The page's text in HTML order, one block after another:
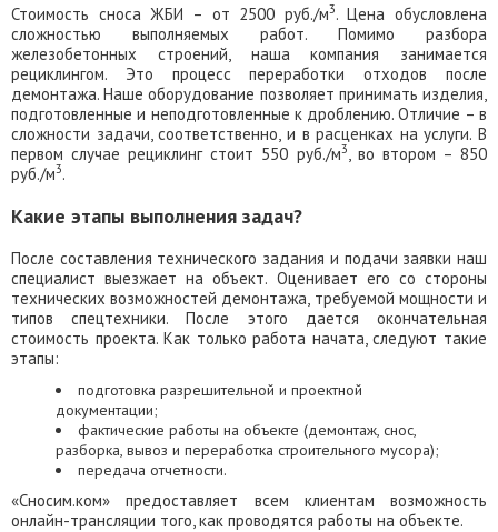
Стоимость сноса ЖБИ – от 2500 руб./м3. Цена обусловлена
сложностью выполняемых работ. Помимо разбора
железобетонных строений, наша компания занимается
рециклингом. Это процесс переработки отходов после
демонтажа. Наше оборудование позволяет принимать изделия,
подготовленные и неподготовленные к дроблению. Отличие – в
сложности задачи, соответственно, и в расценках на услуги. В
первом случае рециклинг стоит 550 руб./м3, во втором – 850
руб./м3.
Какие этапы выполнения задач?
После составления технического задания и подачи заявки наш
специалист выезжает на объект. Оценивает его со стороны
технических возможностей демонтажа, требуемой мощности и
типов спецтехники. После этого дается окончательная
стоимость проекта. Как только работа начата, следуют такие
этапы:
подготовка разрешительной и проектной
документации;
фактические работы на объекте (демонтаж, снос,
разборка, вывоз и переработка строительного мусора);
передача отчетности.
«Сносим.ком» предоставляет всем клиентам возможность
онлайн-трансляции того, как проводятся работы на объекте.